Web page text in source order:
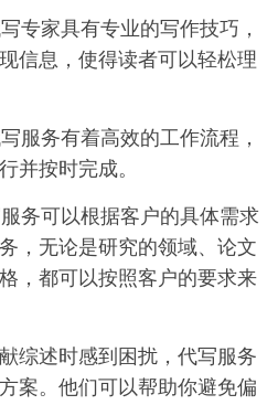
写专家具有专业的写作技巧，
信息，使得读者可以轻松理
写服务有着高效的工作流程，
并按时完成。
服务可以根据客户的具体需求
，无论是研究的领域、论文
，都可以按照客户的要求来
综述时感到困扰，代写服务
案。他们可以帮助你避免偏